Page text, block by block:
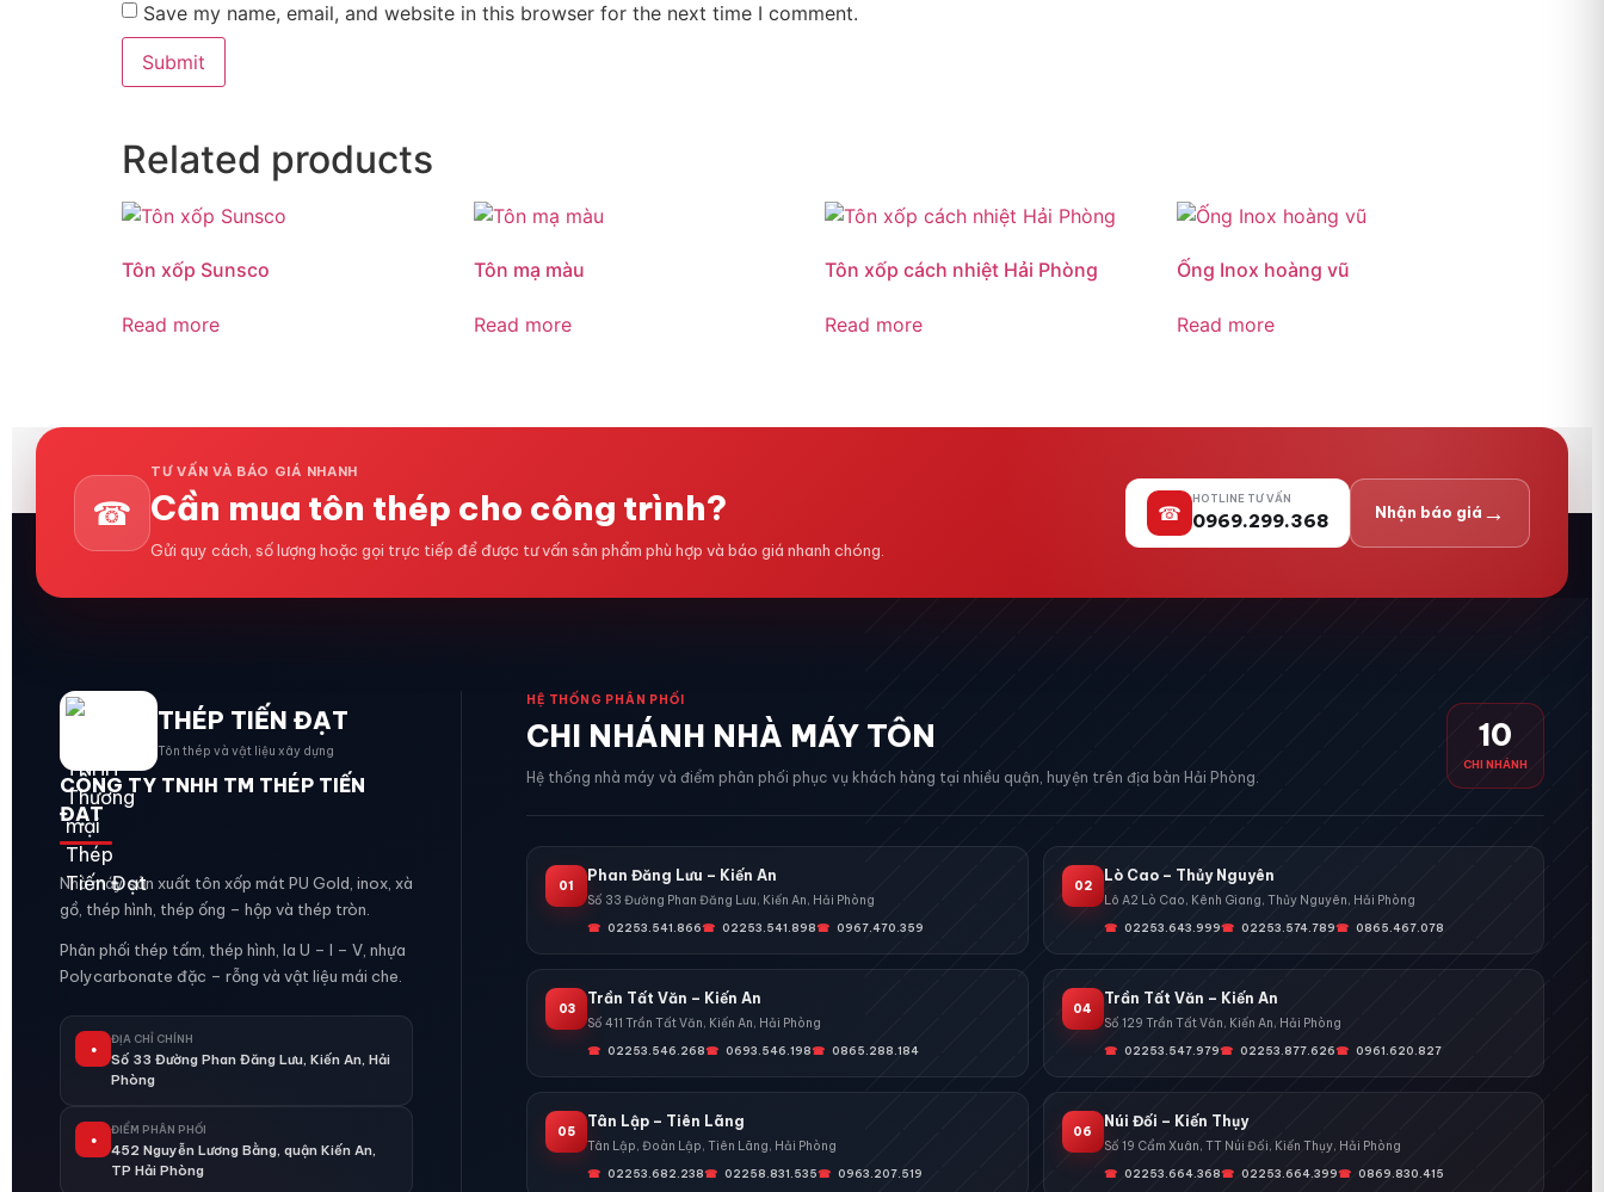
Save my name, email, and website in this browser for the next time I comment.
Related products
Tôn xốp Sunsco
Read more
Tôn mạ màu
Read more
Tôn xốp cách nhiệt Hải Phòng
Read more
Ống Inox hoàng vũ
Read more
☎
TƯ VẤN VÀ BÁO GIÁ NHANH
Cần mua tôn thép cho công trình?
Gửi quy cách, số lượng hoặc gọi trực tiếp để được tư vấn sản phẩm phù hợp và báo giá nhanh chóng.
☎
HOTLINE TƯ VẤN
0969.299.368 Nhận báo giá →
THÉP TIẾN ĐẠT
Tôn thép và vật liệu xây dựng
CÔNG TY TNHH TM THÉP TIẾN
ĐẠT
Nhà máy sản xuất tôn xốp mát PU Gold, inox, xà
gồ, thép hình, thép ống – hộp và thép tròn.
Phân phối thép tấm, thép hình, la U – I – V, nhựa
Polycarbonate đặc – rỗng và vật liệu mái che.
●
ĐỊA CHỈ CHÍNH
Số 33 Đường Phan Đăng Lưu, Kiến An, Hải
Phòng
●
ĐIỂM PHÂN PHỐI
452 Nguyễn Lương Bằng, quận Kiến An,
TP Hải Phòng
HỆ THỐNG PHÂN PHỐI
CHI NHÁNH NHÀ MÁY TÔN
Hệ thống nhà máy và điểm phân phối phục vụ khách hàng tại nhiều quận, huyện trên địa bàn Hải Phòng.
10
CHI NHÁNH
01
Phan Đăng Lưu – Kiến An
Số 33 Đường Phan Đăng Lưu, Kiến An, Hải Phòng
02253.541.866 02253.541.898 0967.470.359
02
Lò Cao – Thủy Nguyên
Lô A2 Lò Cao, Kênh Giang, Thủy Nguyên, Hải Phòng
02253.643.999 02253.574.789 0865.467.078
03
Trần Tất Văn – Kiến An
Số 411 Trần Tất Văn, Kiến An, Hải Phòng
02253.546.268 0693.546.198 0865.288.184
04
Trần Tất Văn – Kiến An
Số 129 Trần Tất Văn, Kiến An, Hải Phòng
02253.547.979 02253.877.626 0961.620.827
05
Tân Lập – Tiên Lãng
Tân Lập, Đoàn Lập, Tiên Lãng, Hải Phòng
02253.682.238 02258.831.535 0963.207.519
06
Núi Đối – Kiến Thụy
Số 19 Cẩm Xuân, TT Núi Đối, Kiến Thụy, Hải Phòng
02253.664.368 02253.664.399 0869.830.415